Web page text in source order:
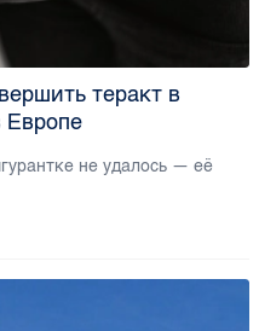
теракт в
не удалось — её